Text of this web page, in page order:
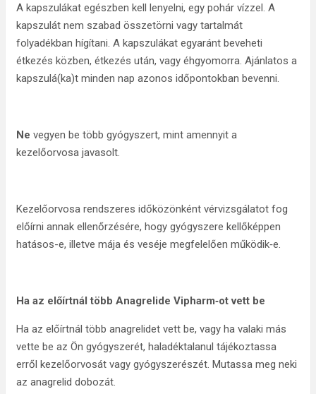
A kapszulákat egészben kell lenyelni, egy pohár vízzel. A
kapszulát nem szabad összetörni vagy tartalmát
folyadékban hígítani. A kapszulákat egyaránt beveheti
étkezés közben, étkezés után, vagy éhgyomorra. Ajánlatos a
kapszulá(ka)t minden nap azonos időpontokban bevenni.
Ne vegyen be több gyógyszert, mint amennyit a
kezelőorvosa javasolt.
Kezelőorvosa rendszeres időközönként vérvizsgálatot fog
előírni annak ellenőrzésére, hogy gyógyszere kellőképpen
hatásos-e, illetve mája és veséje megfelelően működik‑e.
Ha az előírtnál több Anagrelide Vipharm‑ot vett be
Ha az előírtnál több anagrelidet vett be, vagy ha valaki más
vette be az Ön gyógyszerét, haladéktalanul tájékoztassa
erről kezelőorvosát vagy gyógyszerészét. Mutassa meg neki
az anagrelid dobozát.